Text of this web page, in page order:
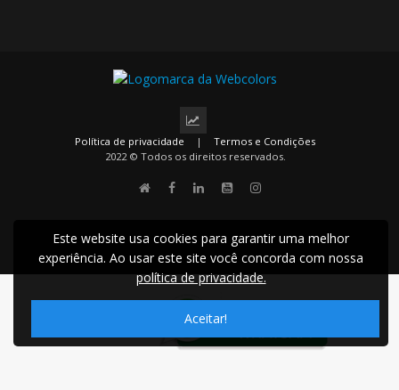
Política de privacidade |
Termos e Condições
2022 © Todos os direitos reservados.
Este website usa cookies para garantir uma melhor
experiência. Ao usar este site você concorda com nossa
política de privacidade.
Aceitar!